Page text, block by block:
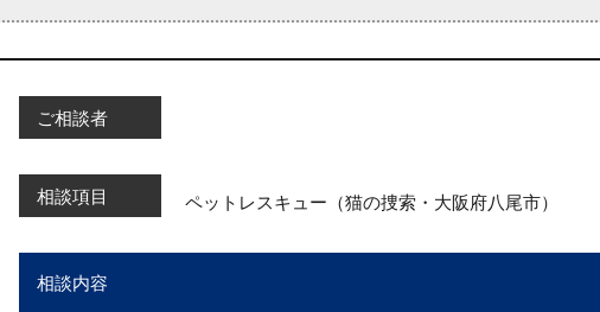
ご相談者
相談項目 ペットレスキュー（猫の捜索・大阪府八尾市）
相談内容